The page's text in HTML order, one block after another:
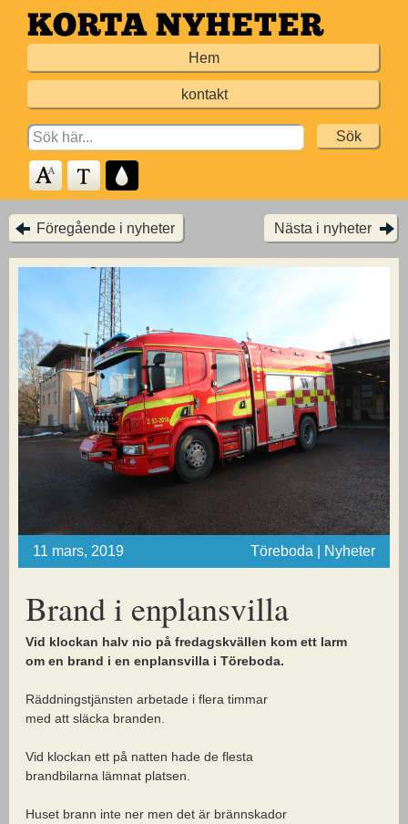
Hoppa
till
Hem
kontakt
Search
for:
Föregående i nyheter Nästa i nyheter
11 mars, 2019 Töreboda | Nyheter
Brand i enplansvilla
Vid klockan halv nio på fredagskvällen kom ett larm
om en brand i en enplansvilla i Töreboda.
Räddningstjänsten arbetade i flera timmar
med att släcka branden.
Vid klockan ett på natten hade de flesta
brandbilarna lämnat platsen.
Huset brann inte ner men det är brännskador